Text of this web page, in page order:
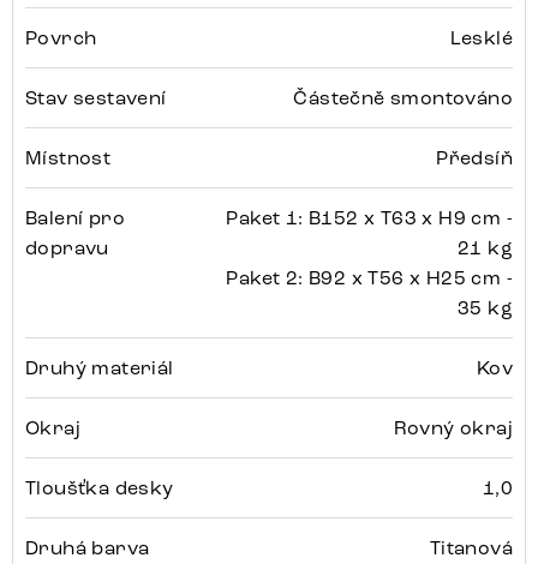
Povrch Lesklé
Stav sestavení Částečně smontováno
Místnost Předsíň
Balení pro
dopravu
Paket 1: B152 x T63 x H9 cm -
21 kg
Paket 2: B92 x T56 x H25 cm -
35 kg
Druhý materiál Kov
Okraj Rovný okraj
Tloušťka desky 1,0
Druhá barva Titanová